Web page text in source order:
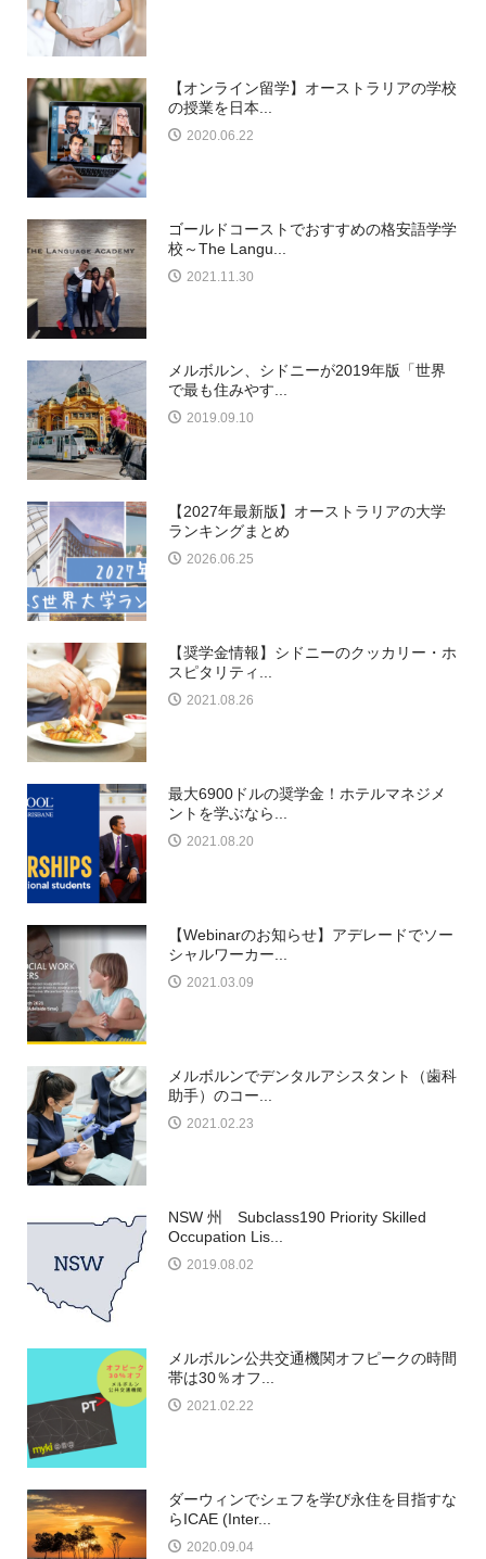
【オンライン留学】オーストラリアの学校
の授業を日本...
2020.06.22
ゴールドコーストでおすすめの格安語学学
校～The Langu...
2021.11.30
メルボルン、シドニーが2019年版「世界
で最も住みやす...
2019.09.10
【2027年最新版】オーストラリアの大学
ランキングまとめ
2026.06.25
【奨学金情報】シドニーのクッカリー・ホ
スピタリティ...
2021.08.26
最大6900ドルの奨学金！ホテルマネジメ
ントを学ぶなら...
2021.08.20
【Webinarのお知らせ】アデレードでソー
シャルワーカー...
2021.03.09
メルボルンでデンタルアシスタント（歯科
助手）のコー...
2021.02.23
NSW 州 Subclass190 Priority Skilled
Occupation Lis...
2019.08.02
メルボルン公共交通機関オフピークの時間
帯は30％オフ...
2021.02.22
ダーウィンでシェフを学び永住を目指すな
らICAE (Inter...
2020.09.04